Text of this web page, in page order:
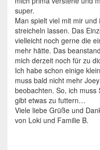
super.
Man spielt viel mit mir
streicheln lassen. Das
vielleicht noch gerne die
mehr hätte. Das
mich derzeit noch für zu
Ich habe schon einige
muss bald nicht mehr
beobachten. So, ich muss
gibt etwas zu futtern…
Viele liebe Grüße und
von Loki und Familie B.